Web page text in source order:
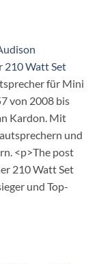
210 Watt Set
für Mini
von 2008 bis
Kardon. Mit
und
<p>The post
210 Watt Set
und Top-